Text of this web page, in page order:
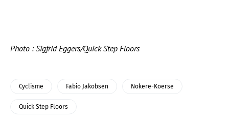
Photo : Sigfrid Eggers/Quick Step Floors
Cyclisme Fabio Jakobsen Nokere-Koerse
Quick Step Floors